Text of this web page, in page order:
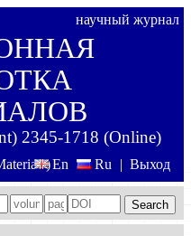
научный журнал
2345-1718 (Online)
Выход
En Ru |
Search